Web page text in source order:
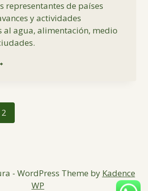
representantes de países
y actividades
al agua, alimentación, medio
2
- WordPress Theme by Kadence
WP